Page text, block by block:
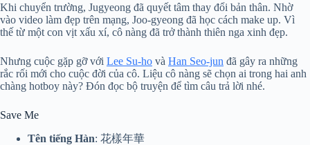
Khi chuyển trường, Jugyeong đã quyết tâm thay đổi bản thân. Nhờ
vào video làm đẹp trên mạng, Joo-gyeong đã học cách make up. Vì
thế từ một con vịt xấu xí, cô nàng đã trở thành thiên nga xinh đẹp.
Nhưng cuộc gặp gỡ với Lee Su-ho và Han Seo-jun đã gây ra những
rắc rối mới cho cuộc đời của cô. Liệu cô nàng sẽ chọn ai trong hai anh
chàng hotboy này? Đón đọc bộ truyện để tìm câu trả lời nhé.
Save Me
Tên tiếng Hàn: 花樣年華